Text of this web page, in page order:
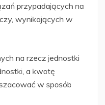
przypadających na
wynikających w
na rzecz jednostki
a kwotę
w sposób